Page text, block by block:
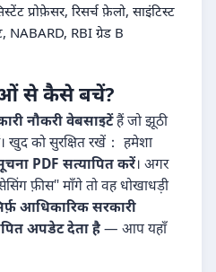
प्रोफ़ेसर, रिसर्च फ़ेलो, साइंटिस्ट
NABARD, RBI ग्रेड B
से कैसे बचें?
नौकरी वेबसाइटेंहैं जो झूठी
खुद को सुरक्षित रखें： हमेशा
PDF सत्यापित करें। अगर
फ़ीस" माँगे तो वह धोखाधड़ी
आधिकारिक सरकारी
अपडेट देता है— आप यहाँ